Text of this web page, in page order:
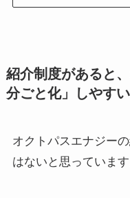
紹介制度があると
分ごと化」しやすい
オクトパスエナジー
はないと思っています